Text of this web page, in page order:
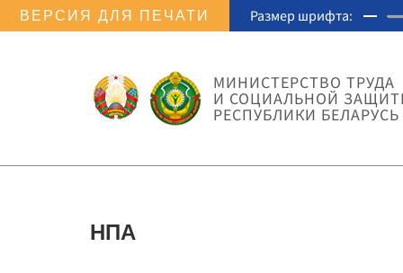
ВЕРСИЯ ДЛЯ ПЕЧАТИ Размер шрифта:
МИНИСТЕРСТВО ТРУДА
И СОЦИАЛЬНОЙ
РЕСПУБЛИКИ БЕЛАРУСЬ
НПА